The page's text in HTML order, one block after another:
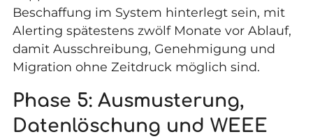
Beschaffung im System hinterlegt sein, mit
Alerting spätestens zwölf Monate vor Ablauf,
damit Ausschreibung, Genehmigung und
Migration ohne Zeitdruck möglich sind.
Phase 5: Ausmusterung,
Datenlöschung und WEEE